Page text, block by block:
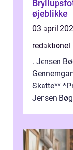
øjeblikke
03 april
redaktionel
. Jensen
Skatte**
Jensen